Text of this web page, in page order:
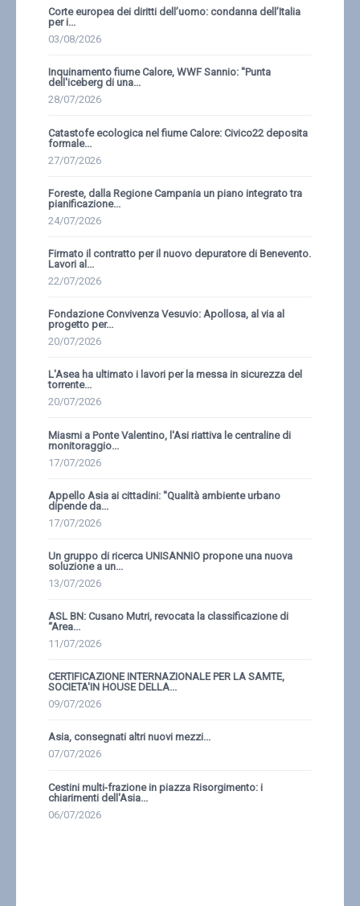
Corte europea dei diritti dell’uomo: condanna dell’Italia
per i...
03/08/2026
Inquinamento fiume Calore, WWF Sannio: ''Punta
dell'iceberg di una...
28/07/2026
Catastofe ecologica nel fiume Calore: Civico22 deposita
formale...
27/07/2026
Foreste, dalla Regione Campania un piano integrato tra
pianificazione...
24/07/2026
Firmato il contratto per il nuovo depuratore di Benevento.
Lavori al...
22/07/2026
Fondazione Convivenza Vesuvio: Apollosa, al via al
progetto per...
20/07/2026
L'Asea ha ultimato i lavori per la messa in sicurezza del
torrente...
20/07/2026
Miasmi a Ponte Valentino, l'Asi riattiva le centraline di
monitoraggio...
17/07/2026
Appello Asia ai cittadini: ''Qualità ambiente urbano
dipende da...
17/07/2026
Un gruppo di ricerca UNISANNIO propone una nuova
soluzione a un...
13/07/2026
ASL BN: Cusano Mutri, revocata la classificazione di
“Area...
11/07/2026
CERTIFICAZIONE INTERNAZIONALE PER LA SAMTE,
SOCIETA'IN HOUSE DELLA...
09/07/2026
Asia, consegnati altri nuovi mezzi...
07/07/2026
Cestini multi-frazione in piazza Risorgimento: i
chiarimenti dell'Asia...
06/07/2026